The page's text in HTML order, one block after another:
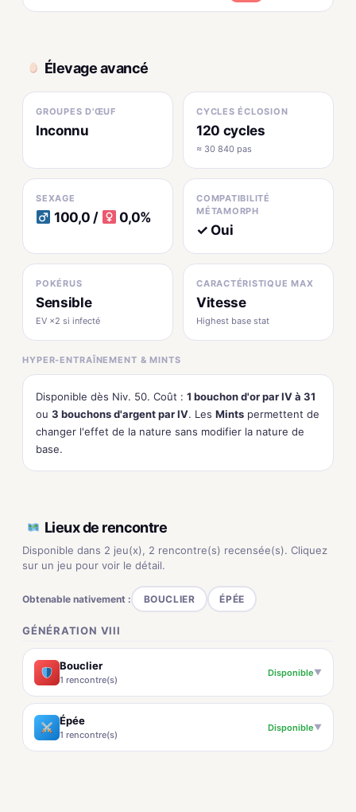
Élevage avancé
GROUPES D'ŒUF
Inconnu
CYCLES ÉCLOSION
120 cycles
≈ 30 840 pas
SEXAGE
100,0 / 0,0%
COMPATIBILITÉ
MÉTAMORPH
✓ Oui
POKÉRUS
Sensible
EV ×2 si infecté
CARACTÉRISTIQUE MAX
Vitesse
Highest base stat
HYPER-ENTRAÎNEMENT & MINTS
Disponible dès Niv. 50. Coût : 1 bouchon d'or par IV à 31
ou 3 bouchons d'argent par IV. Les Mints permettent de
changer l'effet de la nature sans modifier la nature de
base.
Lieux de rencontre
Disponible dans 2 jeu(x), 2 rencontre(s) recensée(s). Cliquez
sur un jeu pour voir le détail.
Obtenable nativement : BOUCLIER ÉPÉE
GÉNÉRATION VIII
Bouclier
1 rencontre(s)
Disponible▼
Épée
1 rencontre(s)
Disponible▼